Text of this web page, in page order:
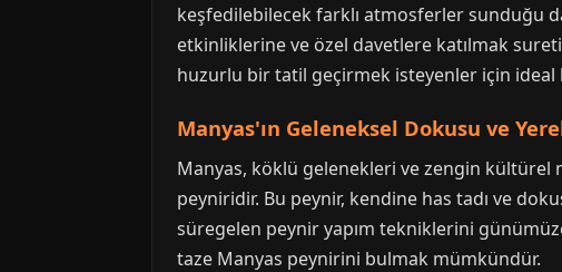
keşfedilebilecek farklı atmosferler sunduğu
etkinliklerine ve özel davetlere katılmak
huzurlu bir tatil geçirmek isteyenler için ideal
Manyas'ın Geleneksel Dokusu ve
Manyas, köklü gelenekleri ve zengin kültürel
peyniridir. Bu peynir, kendine has tadı ve
süregelen peynir yapım tekniklerini
taze Manyas peynirini bulmak mümkündür.